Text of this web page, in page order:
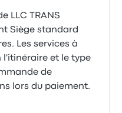
LLC TRANS
Siège standard
Les services à
l'itinéraire et le type
de
lors du paiement.